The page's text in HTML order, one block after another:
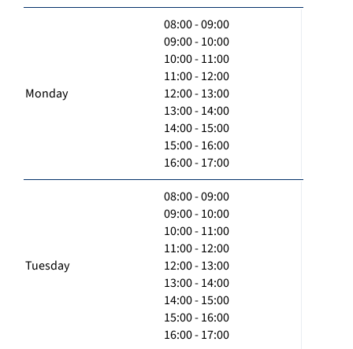
Monday
08:00 - 09:00
09:00 - 10:00
10:00 - 11:00
11:00 - 12:00
12:00 - 13:00
13:00 - 14:00
14:00 - 15:00
15:00 - 16:00
16:00 - 17:00
Tuesday
08:00 - 09:00
09:00 - 10:00
10:00 - 11:00
11:00 - 12:00
12:00 - 13:00
13:00 - 14:00
14:00 - 15:00
15:00 - 16:00
16:00 - 17:00